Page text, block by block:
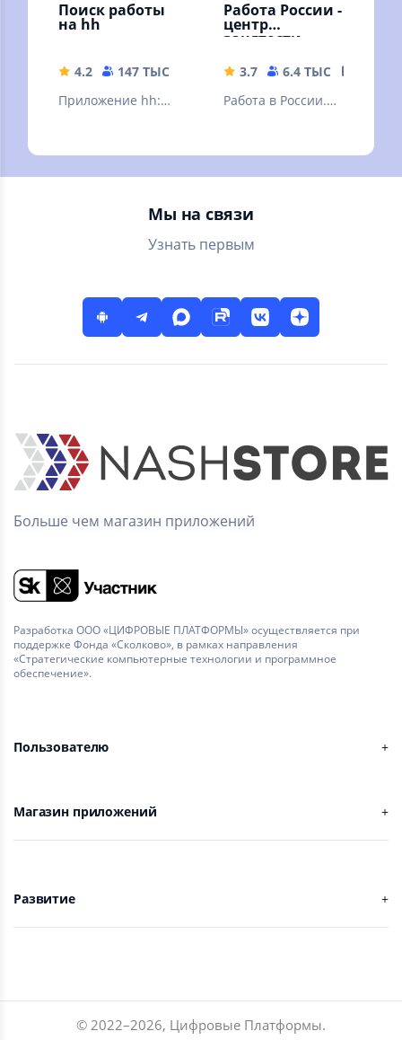
Поиск работы
на hh
4.2 147 ТЫС
143.16 MB
Приложение hh:
Работа России -
центр
занятости.
вакансии
3.7 6.4 ТЫС
Работа в России.
России. Бесплатно.
Мы на связи
Узнать первым
Больше чем магазин приложений
Разработка ООО «ЦИФРОВЫЕ ПЛАТФОРМЫ» осуществляется при
поддержке Фонда «Сколково», в рамках направления
«Стратегические компьютерные технологии и программное
обеспечение».
Пользователю
Магазин приложений
Развитие
© 2022–2026, Цифровые Платформы.